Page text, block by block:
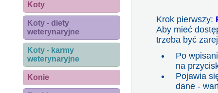
Koty
Koty - diety
weterynaryjne
Koty - karmy
weterynaryjne
Konie
Krok pierwszy:
Aby mieć
trzeba być
Po
na
Pojawia
dane -